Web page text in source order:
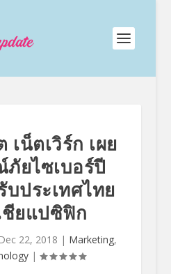
เน็ตเวิร์ก เผย
ยไซเบอร์ปี
บประเทศไทย
ชียแปซิฟิก
Dec 22, 2018 | Marketing,
|